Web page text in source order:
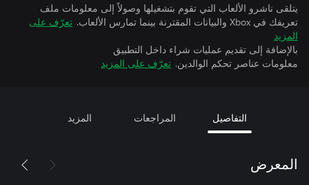
يتلقى ناشرو الألعاب التي تقوم بتشغيلها وصولاً إلى معلومات ملف
تعريفك في Xbox والبيانات المقترنة بينما تمارس الألعاب.
تعرّف على
المزيد
بالإضافة إلى تقديم عمليات شراء داخل التطبيق
معلومات عناصر تحكم الوالدين. تعرّف على المزيد
التفاصيل المراجعات المزيد
المعرض